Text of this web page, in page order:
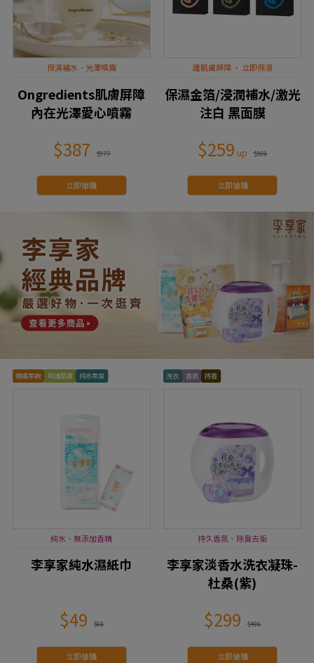
保濕補水．光澤噴霧
Ongredients肌膚屏障
內在光澤愛心噴霧
$387 $577
立即搶購
護肌膚屏障 ‧ 立即保濕
保濕金箔/浸潤補水/激光
注白 黑面膜
$259 $369
立即搶購
親膚柔軟 呵護肌膚 純水柔潔
純水、無添加香精
李享家純水濕紙巾
$49 $69
立即搶購
洗衣 香氛 持香
持久香氛、除臭去垢
李享家淡香水洗衣凝珠-
杜桑(紫)
$299 $499
立即搶購